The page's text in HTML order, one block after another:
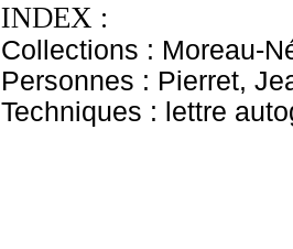
INDEX :
Collections : Moreau-
Personnes : Pierret,
Techniques : lettre